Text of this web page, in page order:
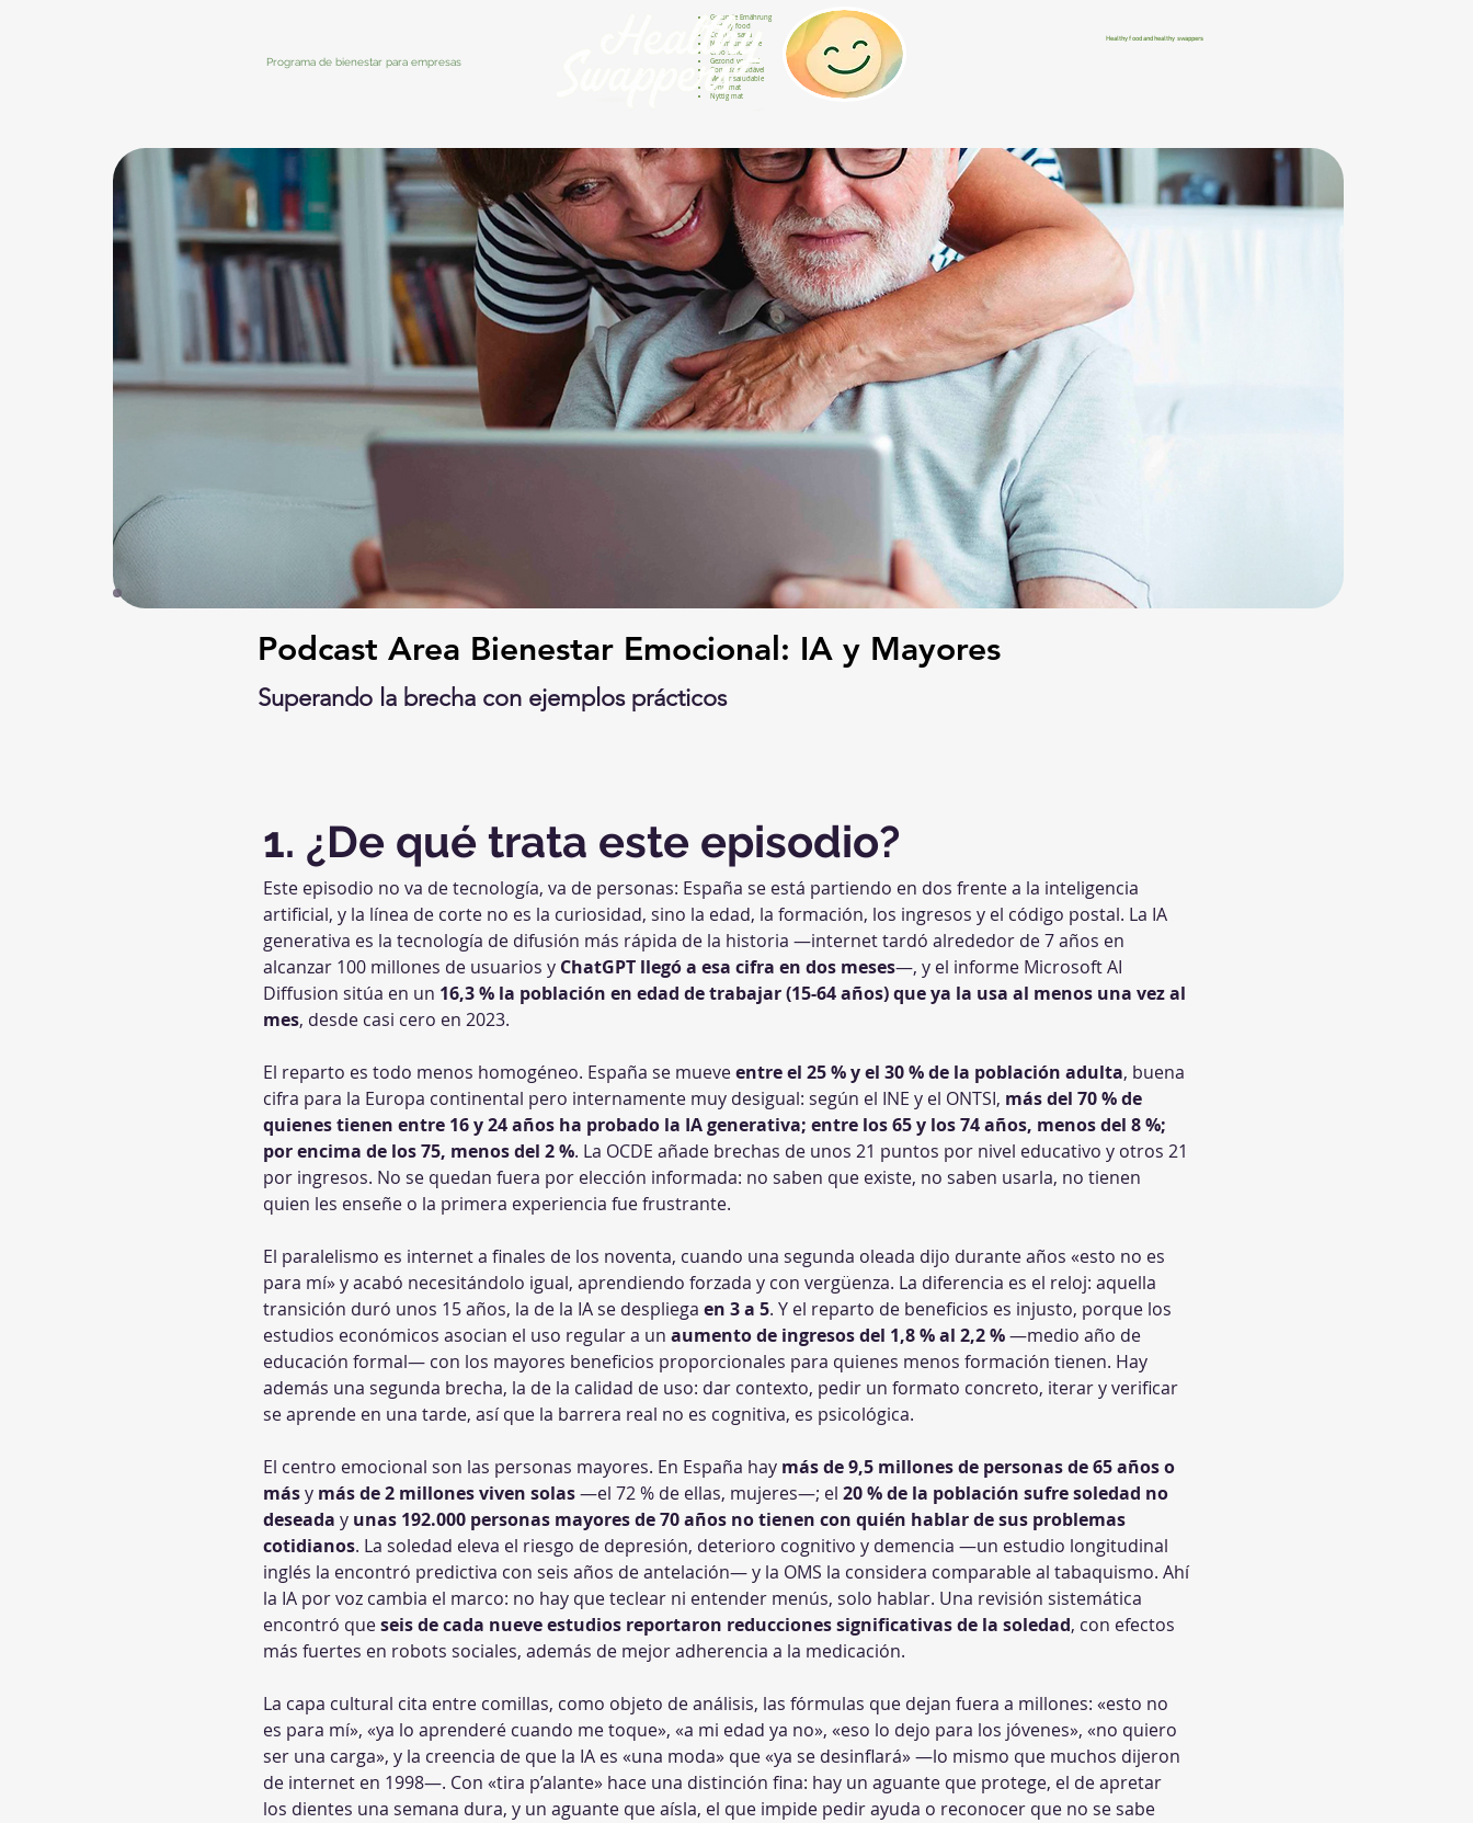
Programa de bienestar para empresas
Gesunde Ernährung
Healthy food
Comida sana
Nourriture saine
Cibo sano
Gezond voedsel
Comida saudável
Menjar saludable
Sunn mat
Nyttig mat
Healthy food and healthy swappers
Podcast Area Bienestar Emocional: IA y Mayores
Superando la brecha con ejemplos prácticos
1. ¿De qué trata este episodio?
Este episodio no va de tecnología, va de personas: España se está partiendo en dos frente a la inteligencia
artificial, y la línea de corte no es la curiosidad, sino la edad, la formación, los ingresos y el código postal. La IA
generativa es la tecnología de difusión más rápida de la historia —internet tardó alrededor de 7 años en
alcanzar 100 millones de usuarios y ChatGPT llegó a esa cifra en dos meses—, y el informe Microsoft AI
Diffusion sitúa en un 16,3 % la población en edad de trabajar (15-64 años) que ya la usa al menos una vez al
mes, desde casi cero en 2023.
El reparto es todo menos homogéneo. España se mueve entre el 25 % y el 30 % de la población adulta, buena
cifra para la Europa continental pero internamente muy desigual: según el INE y el ONTSI, más del 70 % de
quienes tienen entre 16 y 24 años ha probado la IA generativa; entre los 65 y los 74 años, menos del 8 %;
por encima de los 75, menos del 2 %. La OCDE añade brechas de unos 21 puntos por nivel educativo y otros 21
por ingresos. No se quedan fuera por elección informada: no saben que existe, no saben usarla, no tienen
quien les enseñe o la primera experiencia fue frustrante.
El paralelismo es internet a finales de los noventa, cuando una segunda oleada dijo durante años «esto no es
para mí» y acabó necesitándolo igual, aprendiendo forzada y con vergüenza. La diferencia es el reloj: aquella
transición duró unos 15 años, la de la IA se despliega en 3 a 5. Y el reparto de beneficios es injusto, porque los
estudios económicos asocian el uso regular a un aumento de ingresos del 1,8 % al 2,2 % —medio año de
educación formal— con los mayores beneficios proporcionales para quienes menos formación tienen. Hay
además una segunda brecha, la de la calidad de uso: dar contexto, pedir un formato concreto, iterar y verificar
se aprende en una tarde, así que la barrera real no es cognitiva, es psicológica.
El centro emocional son las personas mayores. En España hay más de 9,5 millones de personas de 65 años o
más y más de 2 millones viven solas —el 72 % de ellas, mujeres—; el 20 % de la población sufre soledad no
deseada y unas 192.000 personas mayores de 70 años no tienen con quién hablar de sus problemas
cotidianos. La soledad eleva el riesgo de depresión, deterioro cognitivo y demencia —un estudio longitudinal
inglés la encontró predictiva con seis años de antelación— y la OMS la considera comparable al tabaquismo. Ahí
la IA por voz cambia el marco: no hay que teclear ni entender menús, solo hablar. Una revisión sistemática
encontró que seis de cada nueve estudios reportaron reducciones significativas de la soledad, con efectos
más fuertes en robots sociales, además de mejor adherencia a la medicación.
La capa cultural cita entre comillas, como objeto de análisis, las fórmulas que dejan fuera a millones: «esto no
es para mí», «ya lo aprenderé cuando me toque», «a mi edad ya no», «eso lo dejo para los jóvenes», «no quiero
ser una carga», y la creencia de que la IA es «una moda» que «ya se desinflará» —lo mismo que muchos dijeron
de internet en 1998—. Con «tira p’alante» hace una distinción fina: hay un aguante que protege, el de apretar
los dientes una semana dura, y un aguante que aísla, el que impide pedir ayuda o reconocer que no se sabe